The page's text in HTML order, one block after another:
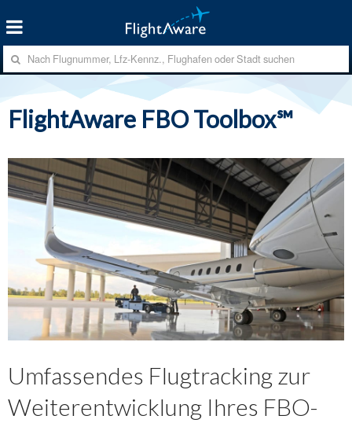
FlightAware FBO Toolbox℠
Umfassendes Flugtracking zur
Weiterentwicklung Ihres FBO-